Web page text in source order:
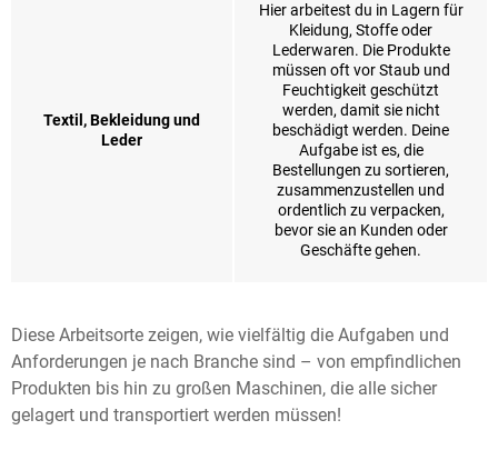
Textil, Bekleidung und
Leder
Hier arbeitest du in Lagern für
Kleidung, Stoffe oder
Lederwaren. Die Produkte
müssen oft vor Staub und
Feuchtigkeit geschützt
werden, damit sie nicht
beschädigt werden. Deine
Aufgabe ist es, die
Bestellungen zu sortieren,
zusammenzustellen und
ordentlich zu verpacken,
bevor sie an Kunden oder
Geschäfte gehen.
Diese Arbeitsorte zeigen, wie vielfältig die Aufgaben und
Anforderungen je nach Branche sind – von empfindlichen
Produkten bis hin zu großen Maschinen, die alle sicher
gelagert und transportiert werden müssen!